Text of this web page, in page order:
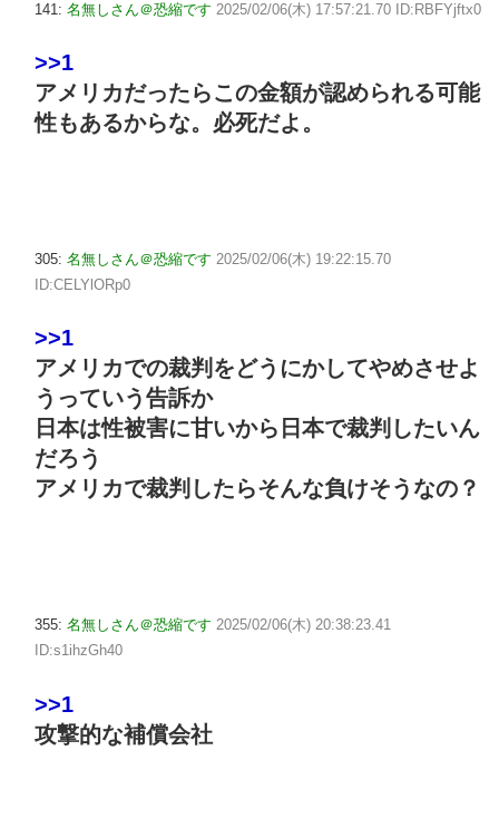
141: 名無しさん＠恐縮です 2025/02/06(木) 17:57:21.70 ID:RBFYjftx0
>>1
アメリカだったらこの金額が認められる可能
性もあるからな。必死だよ。
305: 名無しさん＠恐縮です 2025/02/06(木) 19:22:15.70
ID:CELYlORp0
>>1
アメリカでの裁判をどうにかしてやめさせよ
うっていう告訴か
日本は性被害に甘いから日本で裁判したいん
だろう
アメリカで裁判したらそんな負けそうなの？
355: 名無しさん＠恐縮です 2025/02/06(木) 20:38:23.41
ID:s1ihzGh40
>>1
攻撃的な補償会社